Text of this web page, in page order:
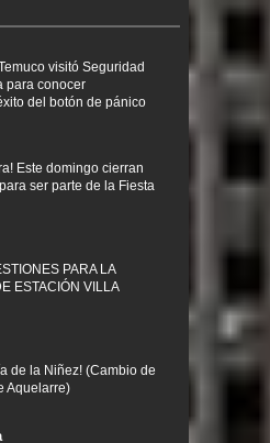
visitó Seguridad
para conocer
del botón de pánico
Este domingo cierran
ser parte de la Fiesta
PARA LA
ESTACIÓN VILLA
de la Niñez! (Cambio de
Aquelarre)